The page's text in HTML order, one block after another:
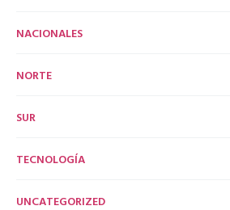
NACIONALES
NORTE
SUR
TECNOLOGÍA
UNCATEGORIZED